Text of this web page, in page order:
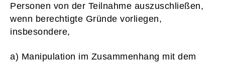
Personen von der Teilnahme auszuschließen,
wenn berechtigte Gründe vorliegen,
insbesondere,
a) Manipulation im Zusammenhang mit dem